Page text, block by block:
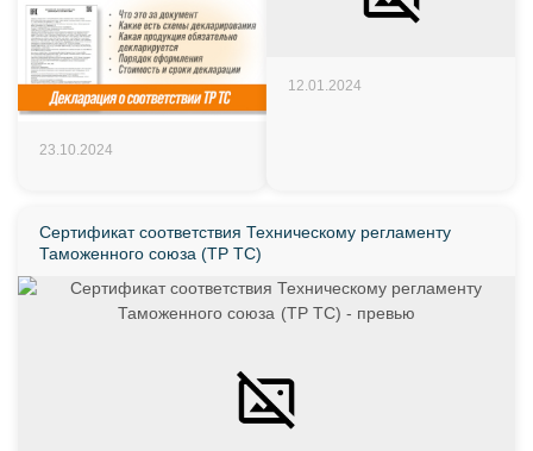
23.10.2024
12.01.2024
Сертификат соответствия Техническому регламенту
Таможенного союза (ТР ТС)